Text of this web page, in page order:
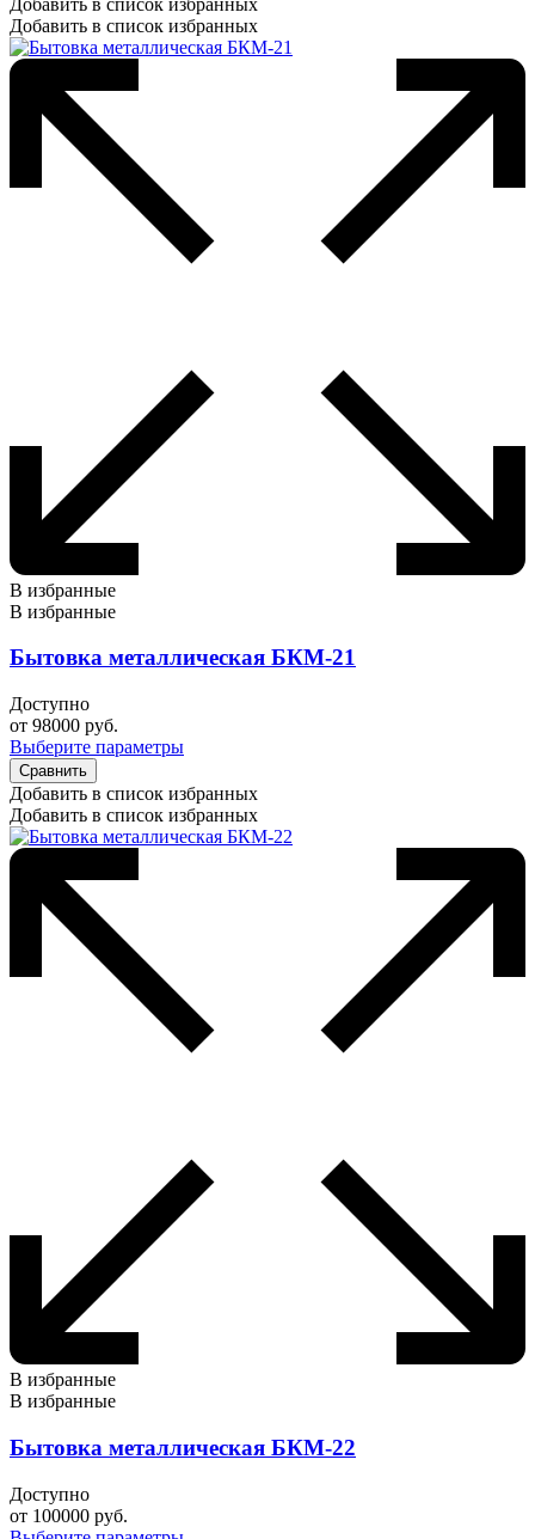
Добавить в список избранных
В избранные
В избранные
Бытовка металлическая БКМ-21
Доступно
от 98000 руб.
Выберите параметры
Сравнить
Добавить в список избранных
Добавить в список избранных
В избранные
В избранные
Бытовка металлическая БКМ-22
Доступно
от 100000 руб.